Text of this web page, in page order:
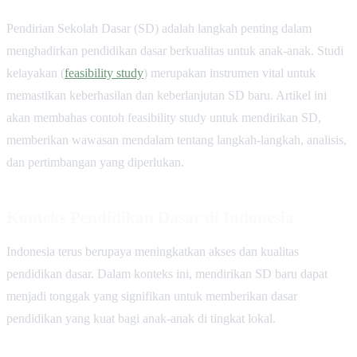
Pendirian Sekolah Dasar (SD) adalah langkah penting dalam
menghadirkan pendidikan dasar berkualitas untuk anak-anak. Studi
kelayakan (feasibility study) merupakan instrumen vital untuk
memastikan keberhasilan dan keberlanjutan SD baru. Artikel ini
akan membahas contoh feasibility study untuk mendirikan SD,
memberikan wawasan mendalam tentang langkah-langkah, analisis,
dan pertimbangan yang diperlukan.
Indonesia terus berupaya meningkatkan akses dan kualitas
pendidikan dasar. Dalam konteks ini, mendirikan SD baru dapat
menjadi tonggak yang signifikan untuk memberikan dasar
pendidikan yang kuat bagi anak-anak di tingkat lokal.